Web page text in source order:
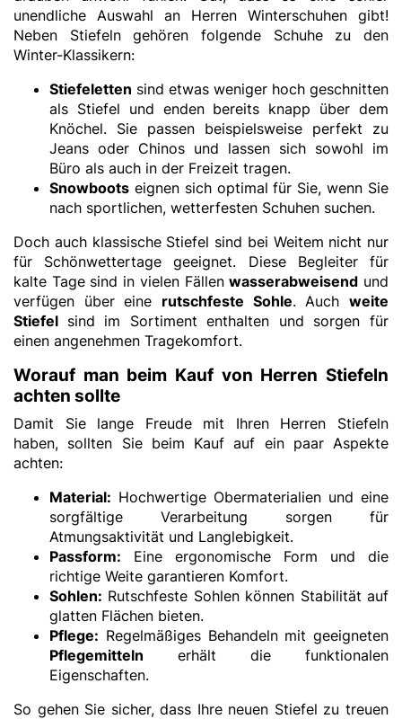
unendliche Auswahl an Herren Winterschuhen gibt!
Neben Stiefeln gehören folgende Schuhe zu den
Winter-Klassikern:
Stiefeletten sind etwas weniger hoch geschnitten
als Stiefel und enden bereits knapp über dem
Knöchel. Sie passen beispielsweise perfekt zu
Jeans oder Chinos und lassen sich sowohl im
Büro als auch in der Freizeit tragen.
Snowboots eignen sich optimal für Sie, wenn Sie
nach sportlichen, wetterfesten Schuhen suchen.
Doch auch klassische Stiefel sind bei Weitem nicht nur
für Schönwettertage geeignet. Diese Begleiter für
kalte Tage sind in vielen Fällenwasserabweisend und
verfügen über eine rutschfeste Sohle. Auchweite
Stiefel sind im Sortiment enthalten und sorgen für
einen angenehmen Tragekomfort.
Worauf man beim Kauf von Herren Stiefeln
achten sollte
Damit Sie lange Freude mit Ihren Herren Stiefeln
haben, sollten Sie beim Kauf auf ein paar Aspekte
achten:
Material: Hochwertige Obermaterialien und eine
sorgfältige Verarbeitung sorgen für
Atmungsaktivität und Langlebigkeit.
Passform: Eine ergonomische Form und die
richtige Weite garantieren Komfort.
Sohlen: Rutschfeste Sohlen können Stabilität auf
glatten Flächen bieten.
Pflege: Regelmäßiges Behandeln mit geeigneten
Pflegemitteln erhält die funktionalen
Eigenschaften.
So gehen Sie sicher, dass Ihre neuen Stiefel zu treuen